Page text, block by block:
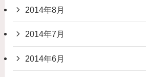
2014年8月
2014年7月
2014年6月